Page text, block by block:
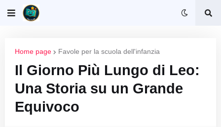
Home page Favole per la scuola dell'infanzia
Il Giorno Più Lungo di Leo:
Una Storia su un Grande
Equivoco